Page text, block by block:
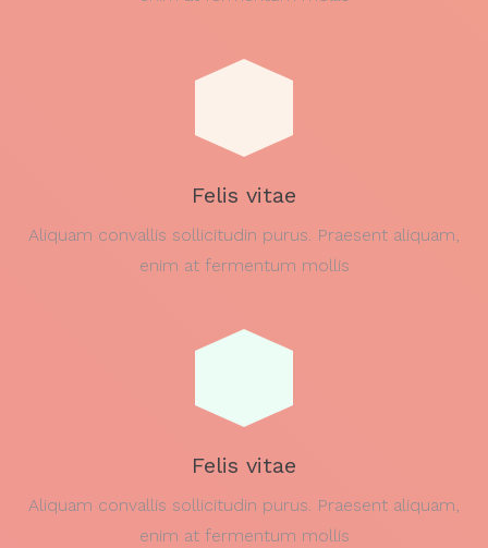
Felis vitae
Aliquam convallis sollicitudin purus. Praesent aliquam,
enim at fermentum mollis
Felis vitae
Aliquam convallis sollicitudin purus. Praesent aliquam,
enim at fermentum mollis